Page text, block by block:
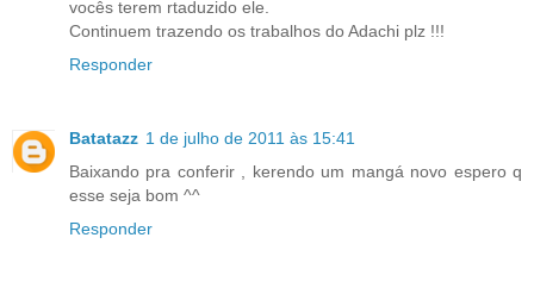
vocês terem rtaduzido ele.
Continuem trazendo os trabalhos do Adachi plz !!!
Responder
Batatazz 1 de julho de 2011 às 15:41
Baixando pra conferir , kerendo um mangá novo espero q
esse seja bom ^^
Responder